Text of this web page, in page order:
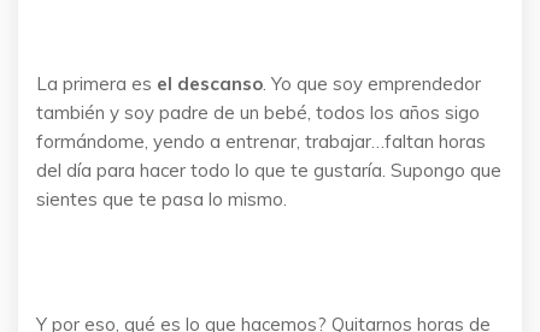
La primera es el descanso. Yo que soy emprendedor
también y soy padre de un bebé, todos los años sigo
formándome, yendo a entrenar, trabajar…faltan horas
del día para hacer todo lo que te gustaría. Supongo que
sientes que te pasa lo mismo.
Y por eso, qué es lo que hacemos? Quitarnos horas de